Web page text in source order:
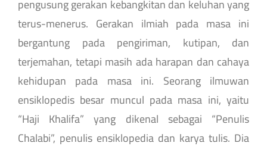
pengusung gerakan kebangkitan dan keluhan yang
terus-menerus. Gerakan ilmiah pada masa ini
bergantung pada pengiriman, kutipan, dan
terjemahan, tetapi masih ada harapan dan cahaya
kehidupan pada masa ini. Seorang ilmuwan
ensiklopedis besar muncul pada masa ini, yaitu
“Haji Khalifa” yang dikenal sebagai “Penulis
Chalabi”, penulis ensiklopedia dan karya tulis. Dia